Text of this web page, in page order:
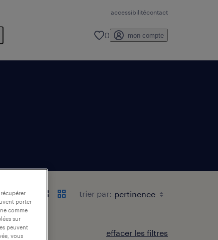
accessibilitécontact
0 mon compte
trier par:
effacer les filtres
porter
comme
sur
peuvent
vous